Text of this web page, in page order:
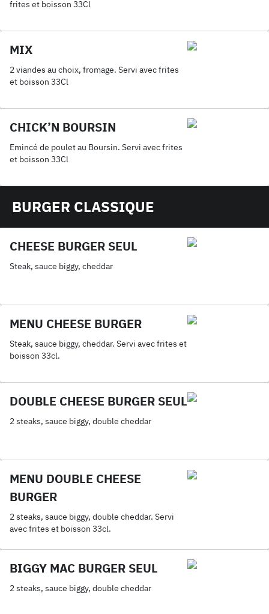
frites et boisson 33Cl
MIX
2 viandes au choix, fromage. Servi avec frites
et boisson 33Cl
CHICK’N BOURSIN
Emincé de poulet au Boursin. Servi avec frites
et boisson 33Cl
BURGER CLASSIQUE
CHEESE BURGER SEUL
Steak, sauce biggy, cheddar
MENU CHEESE BURGER
Steak, sauce biggy, cheddar. Servi avec frites et
boisson 33cl.
DOUBLE CHEESE BURGER SEUL
2 steaks, sauce biggy, double cheddar
MENU DOUBLE CHEESE
BURGER
2 steaks, sauce biggy, double cheddar. Servi
avec frites et boisson 33cl.
BIGGY MAC BURGER SEUL
2 steaks, sauce biggy, double cheddar